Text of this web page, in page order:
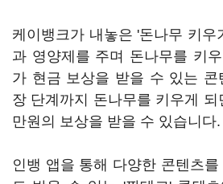
케이뱅크가 내놓은 '돈나무 키우
과 영양제를 주며 돈나무를 키
가 현금 보상을 받을 수 있는 콘
장 단계까지 돈나무를 키우게
만원의 보상을 받을 수 있습니다.
인뱅 앱을 통해 다양한 콘텐츠